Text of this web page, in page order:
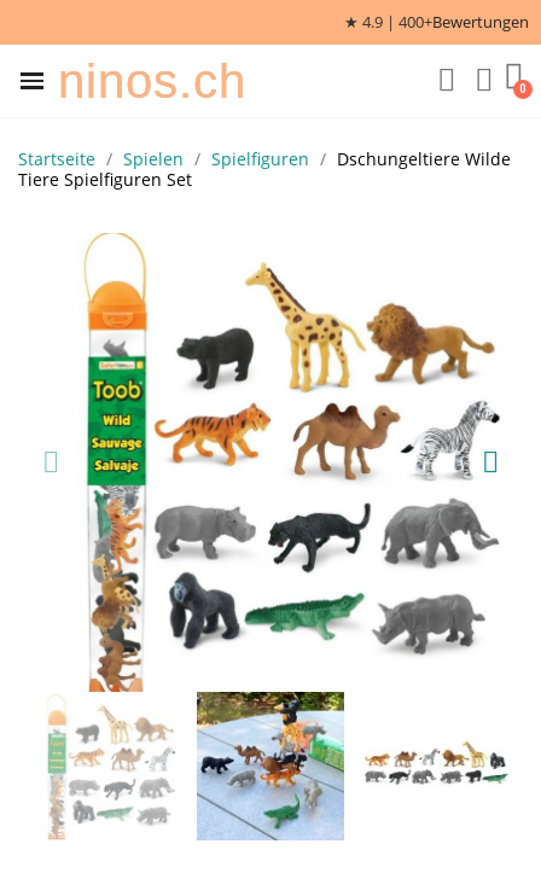
★ 4.9 | 400+Bewertungen
ninos.ch
Startseite Spielen Spielfiguren
Dschungeltiere Wilde
Tiere Spielfiguren Set